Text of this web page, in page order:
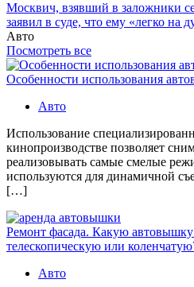
Москвич, взявший в заложники
заявил в суде, что ему «легко на
Авто
Посмотреть все
Особенности использования
Авто
Использование
кинопроизводстве позволяет
реализовывать самые смелые
используются для динамичной
[…]
Ремонт фасада. Какую
телескопическую или
Авто